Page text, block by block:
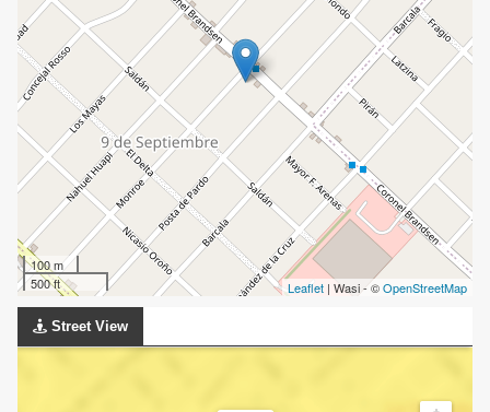
100 m
500 ft
Leaflet | Wasi - ©OpenStreetMap
Street View